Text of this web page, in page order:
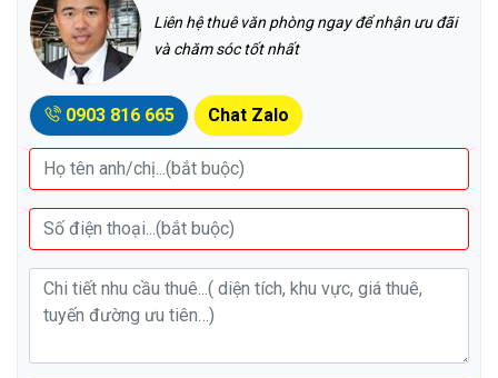
Liên hệ thuê văn phòng ngay để nhận ưu đãi
và chăm sóc tốt nhất
0903 816 665 Chat Zalo